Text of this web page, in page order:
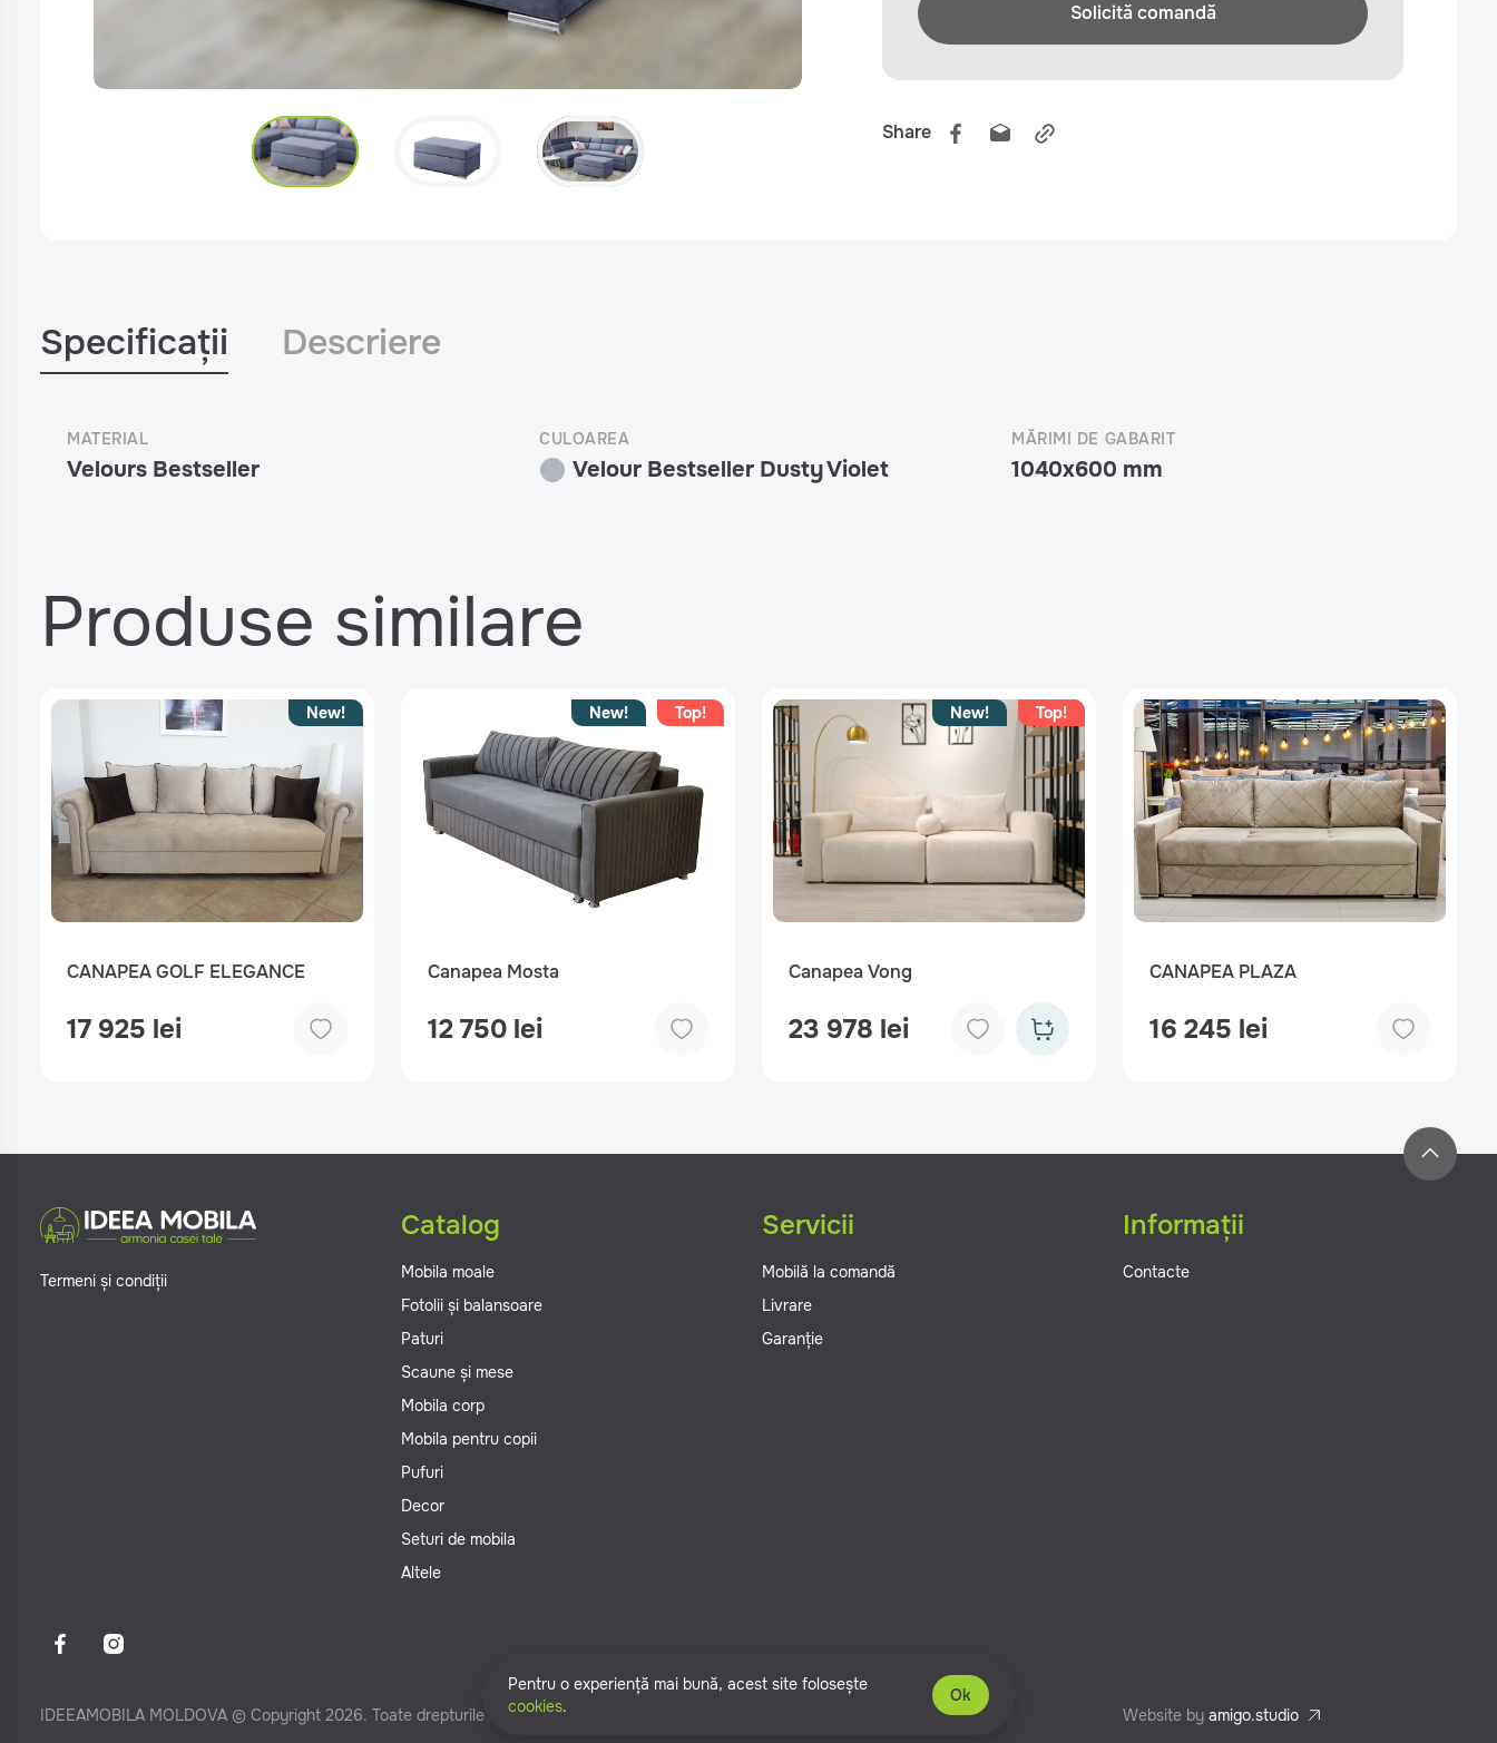
Share
Solicită comandă
Specificații Descriere
MATERIAL
Velours Bestseller
CULOAREA
Velour Bestseller Dusty Violet
MĂRIMI DE GABARIT
1040x600 mm
Produse similare
New!
CANAPEA GOLF ELEGANCE
17 925 lei
New! Top!
Canapea Mosta
12 750 lei
New! Top!
Canapea Vong
23 978 lei
CANAPEA PLAZA
16 245 lei
Termeni și condiții
Catalog
Mobila moale
Fotolii și balansoare
Paturi
Scaune și mese
Mobila corp
Mobila pentru copii
Pufuri
Decor
Seturi de mobila
Altele
Servicii
Mobilă la comandă
Livrare
Garanție
Informații
Contacte
IDEEAMOBILA MOLDOVA © Copyright 2026. Toate drepturile rezervate. Website by amigo.studio
Pentru o experiență mai bună, acest site folosește
cookies.
Ok